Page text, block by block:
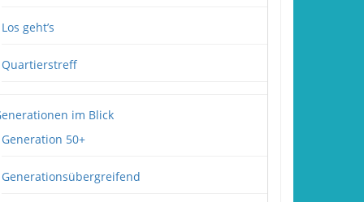
Los geht’s
Quartierstreff
im Blick
Generation 50+
Generationsübergreifend